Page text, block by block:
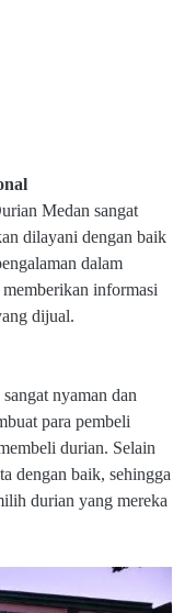
Medan sangat
dilayani dengan baik
dalam
informasi
dijual.
nyaman dan
para pembeli
durian. Selain
dengan baik, sehingga
durian yang mereka